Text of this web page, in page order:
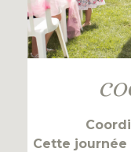
Cette journée